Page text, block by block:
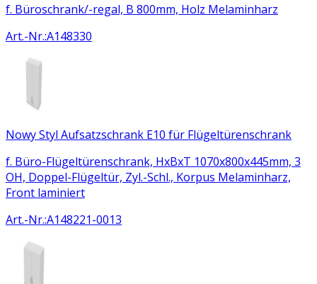
f. Büroschrank/-regal, B 800mm, Holz Melaminharz
Art.-Nr.:A148330
Nowy Styl Aufsatzschrank E10 für Flügeltürenschrank
f. Büro-Flügeltürenschrank, HxBxT 1070x800x445mm, 3
OH, Doppel-Flügeltür, Zyl.-Schl., Korpus Melaminharz,
Front laminiert
Art.-Nr.:A148221-0013